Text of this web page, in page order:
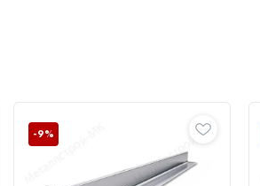
-9%